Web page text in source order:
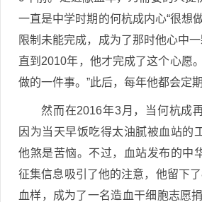
一直是中学时期的何杭成内心“很想
限制未能完成，成为了那时他心中一
直到2010年，他才完成了这个心愿
做的一件事。”此后，每年他都会定
然而在2016年3月，当何杭成
因为当天早饭吃得太油腻被血站的
他煞是苦恼。不过，血站发布的中
征集信息吸引了他的注意，他留下
血样，成为了一名造血干细胞志愿